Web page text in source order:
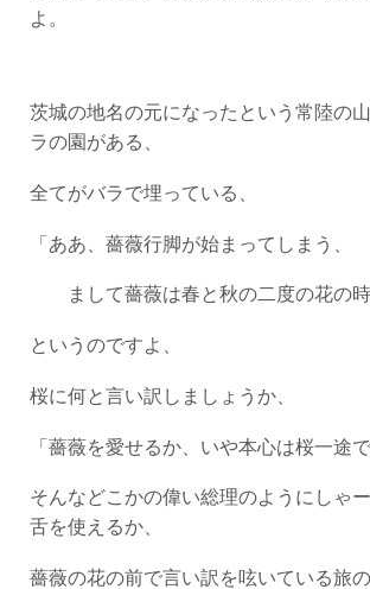
よ。
茨城の地名の元になったという常陸の
ラの園がある、
全てがバラで埋っている、
「ああ、薔薇行脚が始まってしまう、
まして薔薇は春と秋の二度の花の時
というのですよ、
桜に何と言い訳しましょうか、
「薔薇を愛せるか、いや本心は桜一途で
そんなどこかの偉い総理のようにしゃ
舌を使えるか、
薔薇の花の前で言い訳を呟いている旅